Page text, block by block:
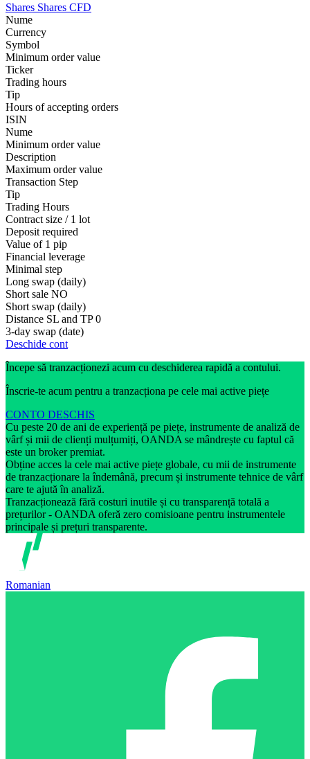
Shares Shares CFD
Nume
Currency
Symbol
Minimum order value
Ticker
Trading hours
Tip
Hours of accepting orders
ISIN
Nume
Minimum order value
Description
Maximum order value
Transaction Step
Tip
Trading Hours
Contract size / 1 lot
Deposit required
Value of 1 pip
Financial leverage
Minimal step
Long swap (daily)
Short sale NO
Short swap (daily)
Distance SL and TP 0
3-day swap (date)
Deschide cont
Începe să tranzacționezi acum cu deschiderea rapidă a contului.
Înscrie-te acum pentru a tranzacționa pe cele mai active piețe
CONTO DESCHIS
Cu peste 20 de ani de experiență pe piețe, instrumente de analiză de
vârf și mii de clienți mulțumiți, OANDA se mândrește cu faptul că
este un broker premiat.
Obține acces la cele mai active piețe globale, cu mii de instrumente
de tranzacționare la îndemână, precum și instrumente tehnice de vârf
care te ajută în analiză.
Tranzacționează fără costuri inutile și cu transparență totală a
prețurilor - OANDA oferă zero comisioane pentru instrumentele
principale și prețuri transparente.
Romanian